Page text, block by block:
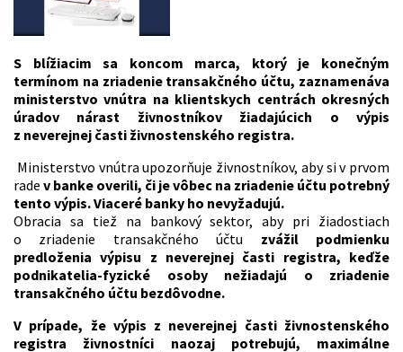
S blížiacim sa koncom marca, ktorý je konečným
termínom na zriadenie transakčného účtu, zaznamenáva
ministerstvo vnútra na klientskych centrách okresných
úradov nárast živnostníkov žiadajúcich o výpis
z neverejnej časti živnostenského registra.
Ministerstvo vnútra upozorňuje živnostníkov, aby si v prvom
rade v banke overili, či je vôbec na zriadenie účtu potrebný
tento výpis.Viaceré banky ho nevyžadujú.
Obracia sa tiež na bankový sektor, aby pri žiadostiach
o zriadenie transakčného účtu zvážil podmienku
predloženia výpisu z neverejnej časti registra, keďže
podnikatelia-fyzické osoby nežiadajú o zriadenie
transakčného účtu bezdôvodne.
V prípade, že výpis z neverejnej časti živnostenského
registra živnostníci naozaj potrebujú, maximálne